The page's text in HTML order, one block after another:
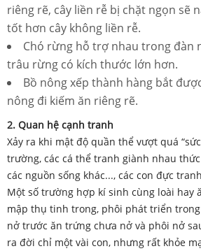
riêng rẽ, cây liền rễ bị chặt ngọn sẽ
tốt hơn cây không liền rễ.
Chó rừng hỗ trợ nhau trong đàn
trâu rừng có kích thước lớn hơn.
Bồ nông xếp thành hàng bắt
nông đi kiếm ăn riêng rẽ.
2. Quan hệ cạnh tranh
Xảy ra khi mật độ quần thể vượt quá
trường, các cá thể tranh giành nhau
các nguồn sống khác..., các con đực
Một số trường hợp kí sinh cùng loài hay
mập thụ tinh trong, phôi phát triển
nở trước ăn trứng chưa nở và phôi nở
ra đời chỉ một vài con, nhưng rất khỏe